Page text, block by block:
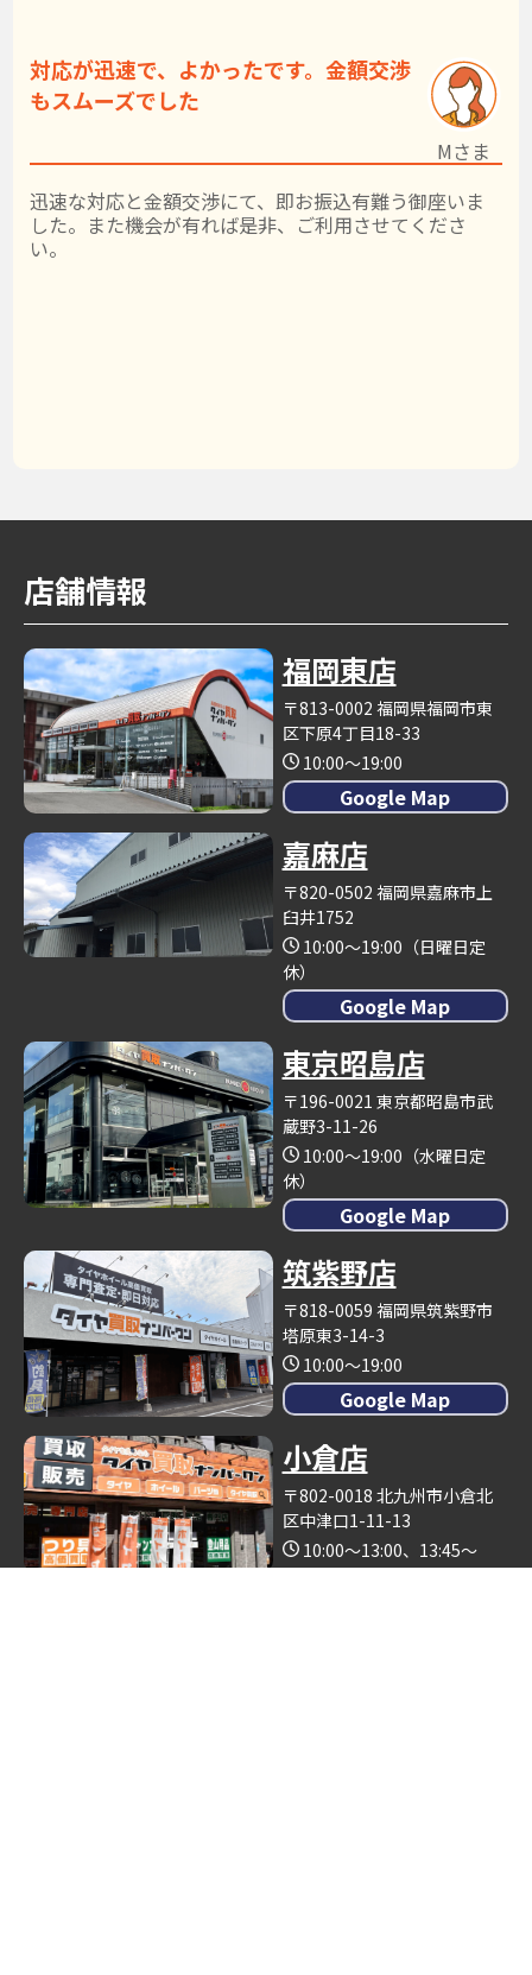
対応が迅速で、よかったです。金額交渉
もスムーズでした
迅速な対応と金額交渉にて、即お振込有難う御座いま
した。また機会が有れば是非、ご利用させてくださ
い。
Mさま
店舗情報
福岡東店
〒813-0002 福岡県福岡市東
区下原4丁目18-33
10:00～19:00
Google Map
嘉麻店
〒820-0502 福岡県嘉麻市上
臼井1752
10:00～19:00（日曜日定
休）
Google Map
東京昭島店
〒196-0021 東京都昭島市武
蔵野3-11-26
10:00～19:00（水曜日定
休）
Google Map
筑紫野店
〒818-0059 福岡県筑紫野市
塔原東3-14-3
10:00～19:00
Google Map
小倉店
〒802-0018 北九州市小倉北
区中津口1-11-13
10:00～13:00、13:45～
19:00（木曜日定休）